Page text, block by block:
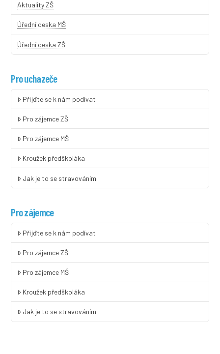
Aktuality ZŠ
Úřední deska MŠ
Úřední deska ZŠ
Pro uchazeče
Přijďte se k nám podívat
Pro zájemce ZŠ
Pro zájemce MŠ
Kroužek předškoláka
Jak je to se stravováním
Pro zájemce
Přijďte se k nám podívat
Pro zájemce ZŠ
Pro zájemce MŠ
Kroužek předškoláka
Jak je to se stravováním